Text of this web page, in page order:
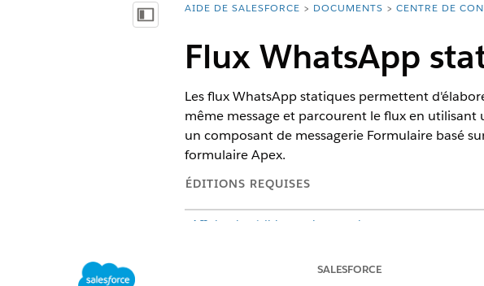
Afficher la table des matières
Vous êtes ici :
AIDE DE SALESFORCE DOCUMENTS CENTRE DE
Flux WhatsApp
Les flux WhatsApp statiques permettent
même message et parcourent le flux en
un composant de messagerie Formulaire basé
formulaire Apex.
ÉDITIONS REQUISES
Afficher les éditions prises en charge.
SALESFORCE